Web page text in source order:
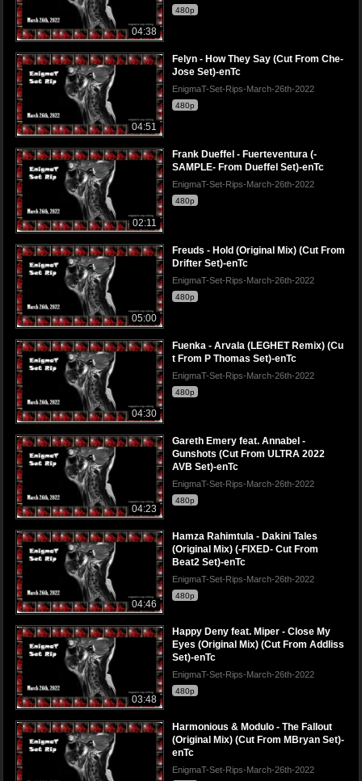
04:38
480p
04:51
Felyn - How They Say (Cut From Che-
Jose Set)-enTc
EnigmaT-Set-Rips-March-26th-2022
480p
02:11
Frank Dueffel - Fuerteventura (-
SAMPLE- From Dueffel Set)-enTc
EnigmaT-Set-Rips-March-26th-2022
480p
05:00
Freuds - Hold (Original Mix) (Cut From
Drifter Set)-enTc
EnigmaT-Set-Rips-March-26th-2022
480p
04:30
Fuenka - Arvala (LEGHET Remix) (Cu
t From P Thomas Set)-enTc
EnigmaT-Set-Rips-March-26th-2022
480p
04:23
Gareth Emery feat. Annabel -
Gunshots (Cut From ULTRA 2022
AVB Set)-enTc
EnigmaT-Set-Rips-March-26th-2022
480p
04:46
Hamza Rahimtula - Dakini Tales
(Original Mix) (-FIXED- Cut From
Beat2 Set)-enTc
EnigmaT-Set-Rips-March-26th-2022
480p
03:48
Happy Deny feat. Miper - Close My
Eyes (Original Mix) (Cut From Addliss
Set)-enTc
EnigmaT-Set-Rips-March-26th-2022
480p
Harmonious & Modulo - The Fallout
(Original Mix) (Cut From MBryan Set)-
enTc
EnigmaT-Set-Rips-March-26th-2022